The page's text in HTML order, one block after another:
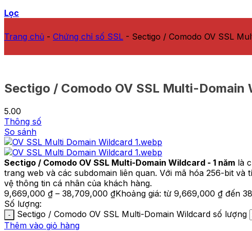
Lọc
Trang chủ - Chứng chỉ số SSL - Sectigo / Comodo OV SSL
Sectigo / Comodo OV SSL Multi-Domain
5.00
Thông số
So sánh
Sectigo / Comodo OV SSL Multi-Domain Wildcard - 1 năm là
trang web và các subdomain liên quan. Với mã hóa 256-bit
vệ thông tin cá nhân của khách hàng.
9,669,000 ₫ – 38,709,000 ₫Khoảng giá: từ 9,669,000 ₫ đến
Số lượng:
Sectigo / Comodo OV SSL Multi-Domain Wildcard số lượng
Thêm vào giỏ hàng